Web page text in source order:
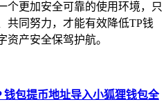
个更加安全可靠的使用环境，只
共同努力，才能有效降低TP钱
资产安全保驾护航。
钱包提币地址导入小狐狸钱包全